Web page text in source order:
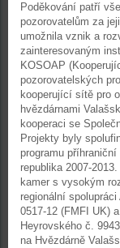
Poděkování patří
pozorovatelům za
umožnila vznik a
zainteresovaným
KOSOAP
pozorovatelských
kooperující sítě pro
hvězdárnami
kooperaci se
Projekty byly
programu
republika 2007-
kamer s vysokým
regionální
0517-12 (FMFI UK)
Heyrovského č.
na Hvězdárně